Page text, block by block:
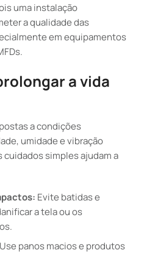
uma instalação
a qualidade das
em equipamentos
a vida
a condições
umidade e vibração
simples ajudam a
Evite batidas e
a tela ou os
Use panos macios e produtos